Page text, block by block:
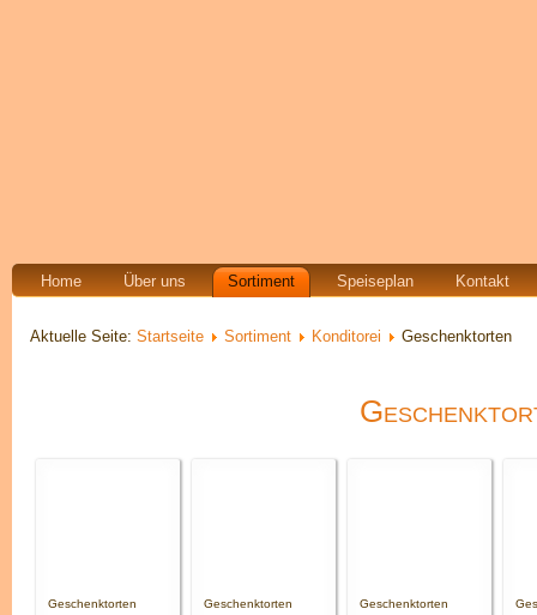
Home Über uns Sortiment Speiseplan Kontakt
Aktuelle Seite: Startseite Sortiment Konditorei Geschenktorten
Geschenktorten Geschenktorten Geschenktorten